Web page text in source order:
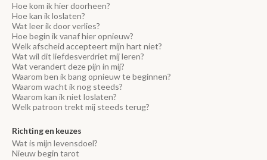
Hoe kom ik hier doorheen?
Hoe kan ik loslaten?
Wat leer ik door verlies?
Hoe begin ik vanaf hier opnieuw?
Welk afscheid accepteert mijn hart niet?
Wat wil dit liefdesverdriet mij leren?
Wat verandert deze pijn in mij?
Waarom ben ik bang opnieuw te beginnen?
Waarom wacht ik nog steeds?
Waarom kan ik niet loslaten?
Welk patroon trekt mij steeds terug?
Richting en keuzes
Wat is mijn levensdoel?
Nieuw begin tarot